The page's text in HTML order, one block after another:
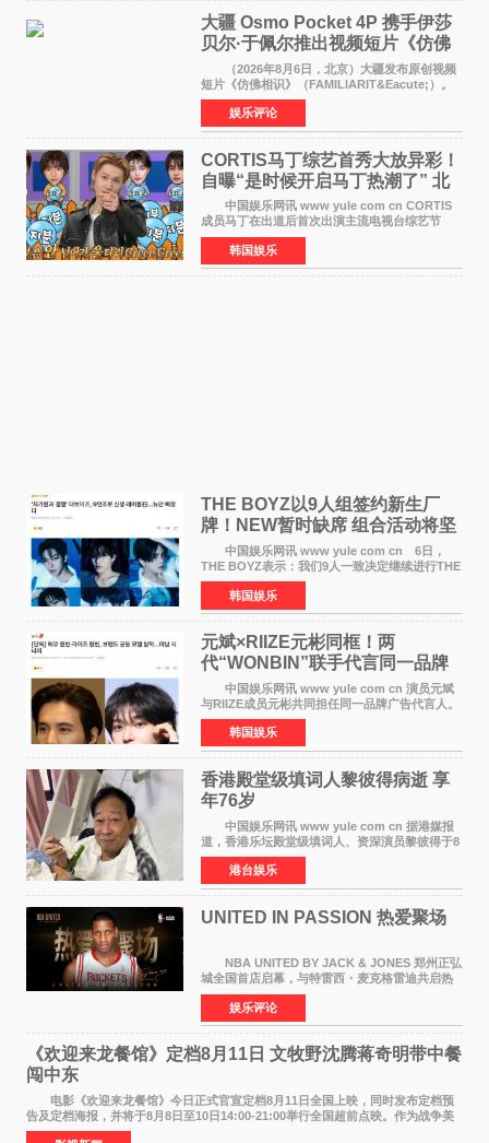
大疆 Osmo Pocket 4P 携手伊莎
贝尔·于佩尔推出视频短片《仿佛
相识》
（2026年8月6日，北京）大疆发布原创视频
短片《仿佛相识》（FAMILIARIT&Eacute;）。
视频短片由戛纳国际电影节最佳女演员伊莎贝尔·
于佩尔（Isabelle Huppert）主演，全程使用大
疆首款双主摄口
娱乐评论
CORTIS马丁综艺首秀大放异彩！
自曝“是时候开启马丁热潮了” 北
美巡演火热进行中
中国娱乐网讯 www yule com cn CORTIS
成员马丁在出道后首次出演主流电视台综艺节
目，展现了多才多艺的魅力。 马丁出演了5日
播出的MBC《Radio Star》Fashion与Passion
之间，I&lsquo;m
韩国娱乐
THE BOYZ以9人组签约新生厂
牌！NEW暂时缺席 组合活动将坚
定不移继续
中国娱乐网讯 www yule com cn 6日，
THE BOYZ表示：我们9人一致决定继续进行THE
BOYZ组合活动，并且已经完成了组合团体活动
签约。目前正在新生厂牌下进行活动准备。尚未
离开THE BOYZ原所
韩国娱乐
元斌×RIIZE元彬同框！两
代“WONBIN”联手代言同一品牌
颜值天花板合体
中国娱乐网讯 www yule com cn 演员元斌
与RIIZE成员元彬共同担任同一品牌广告代言人。
6日据独家报道，继演员元斌之后，RIIZE元彬最
近也被选为某在线中介平台A公司的共同广告代言
人，两人将作
韩国娱乐
香港殿堂级填词人黎彼得病逝 享
年76岁​
中国娱乐网讯 www yule com cn 据港媒报
道，香港乐坛殿堂级填词人、资深演员黎彼得于8
月5日上午因病离世，终年76岁。好友钟志光透
露，黎彼得今年3月中风后便卧床休养，身体机能
持续衰退，最
港台娱乐
UNITED IN PASSION 热爱聚场
NBA UNITED BY JACK & JONES 郑州正弘
城全国首店启幕，与特雷西・麦克格雷迪共启热
爱 2026 年7 月21 日，
NBAUNITEDBYJACK&JONES 全国首店，于郑
州正弘城正式启幕。NBA 传奇球星
娱乐评论
《欢迎来龙餐馆》定档8月11日 文牧野沈腾蒋奇明带中餐
闯中东
电影《欢迎来龙餐馆》今日正式官宣定档8月11日全国上映，同时发布定档预
告及定档海报，并将于8月8日至10日14:00-21:00举行全国超前点映。作为战争美
食大片，影片讲述的是中国厨师徐福（沈腾